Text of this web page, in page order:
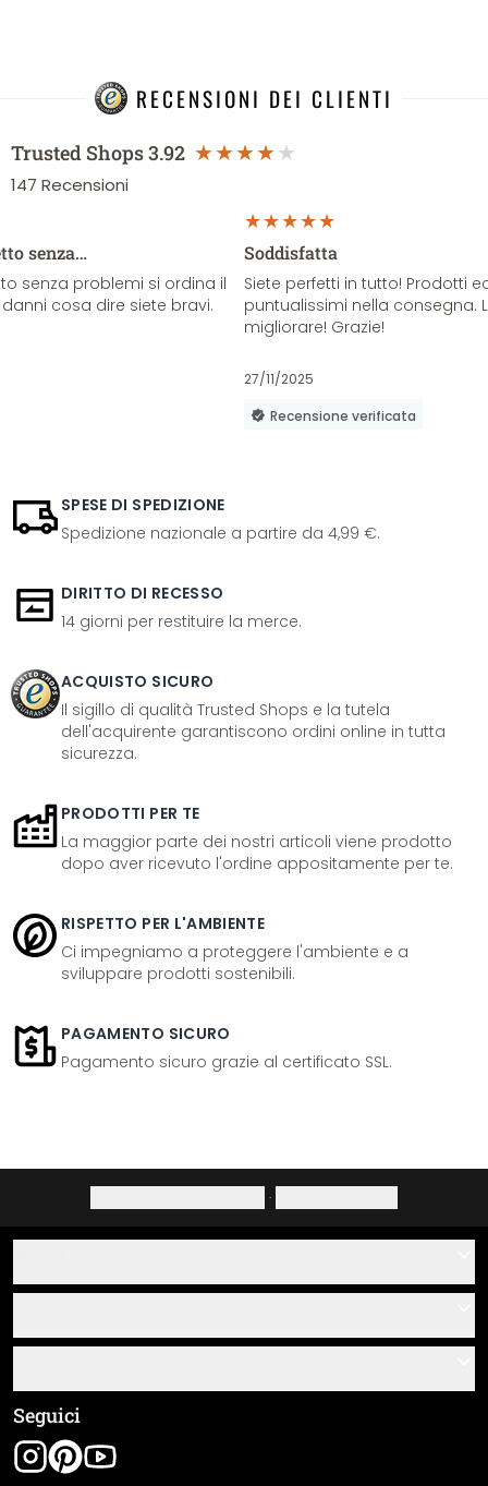
RECENSIONI DEI CLIENTI
Trusted Shops3.92
147 Recensioni
senza…
senza problemi si ordina il
cosa dire siete bravi.
Soddisfatta
Siete perfetti in tutto! Prodotti
puntualissimi nella consegna.
migliorare! Grazie!
27/11/2025
Recensione verificata
SPESE DI SPEDIZIONE
Spedizione nazionale a partire da 4,99 €.
DIRITTO DI RECESSO
14 giorni per restituire la merce.
ACQUISTO SICURO
Il sigillo di qualità Trusted Shops e la tutela
dell'acquirente garantiscono ordini online in tutta
sicurezza.
PRODOTTI PER TE
La maggior parte dei nostri articoli viene prodotto
dopo aver ricevuto l'ordine appositamente per te.
RISPETTO PER L'AMBIENTE
Ci impegniamo a proteggere l'ambiente e a
sviluppare prodotti sostenibili.
PAGAMENTO SICURO
Pagamento sicuro grazie al certificato SSL.
·
Chi siamo
Istruzioni di posa e montaggio
Panoramica dei materiali
Tracciamento spedizione
Termini e condizioni generali
Note legali
Seguici